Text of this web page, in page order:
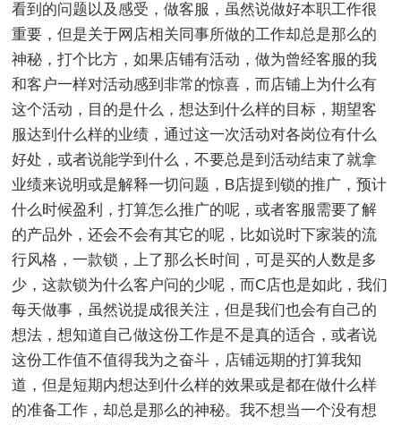
看到的问题以及感受，做客服，虽然说做好本职工作很
重要，但是关于网店相关同事所做的工作却总是那么的
神秘，打个比方，如果店铺有活动，做为曾经客服的我
和客户一样对活动感到非常的惊喜，而店铺上为什么有
这个活动，目的是什么，想达到什么样的目标，期望客
服达到什么样的业绩，通过这一次活动对各岗位有什么
好处，或者说能学到什么，不要总是到活动结束了就拿
业绩来说明或是解释一切问题，B店提到锁的推广，预计
什么时候盈利，打算怎么推广的呢，或者客服需要了解
的产品外，还会不会有其它的呢，比如说时下家装的流
行风格，一款锁，上了那么长时间，可是买的人数是多
少，这款锁为什么客户问的少呢，而C店也是如此，我们
每天做事，虽然说提成很关注，但是我们也会有自己的
想法，想知道自己做这份工作是不是真的适合，或者说
这份工作值不值得我为之奋斗，店铺远期的打算我知
道，但是短期内想达到什么样的效果或是都在做什么样
的准备工作，却总是那么的神秘。我不想当一个没有想